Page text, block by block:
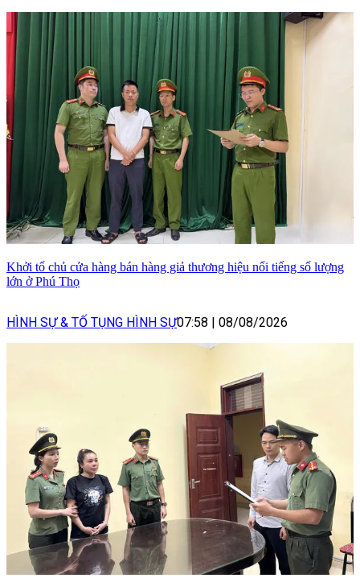
Khởi tố chủ cửa hàng bán hàng giả thương hiệu nổi tiếng số lượng
lớn ở Phú Thọ
HÌNH SỰ & TỐ TỤNG HÌNH SỰ07:58 | 08/08/2026